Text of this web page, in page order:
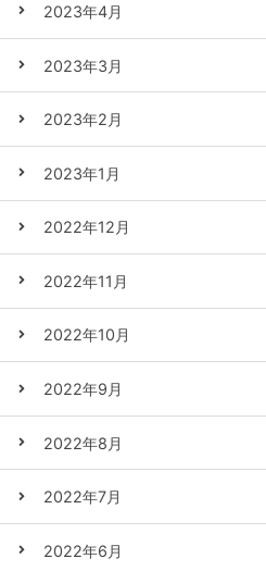
2023年4月
2023年3月
2023年2月
2023年1月
2022年12月
2022年11月
2022年10月
2022年9月
2022年8月
2022年7月
2022年6月